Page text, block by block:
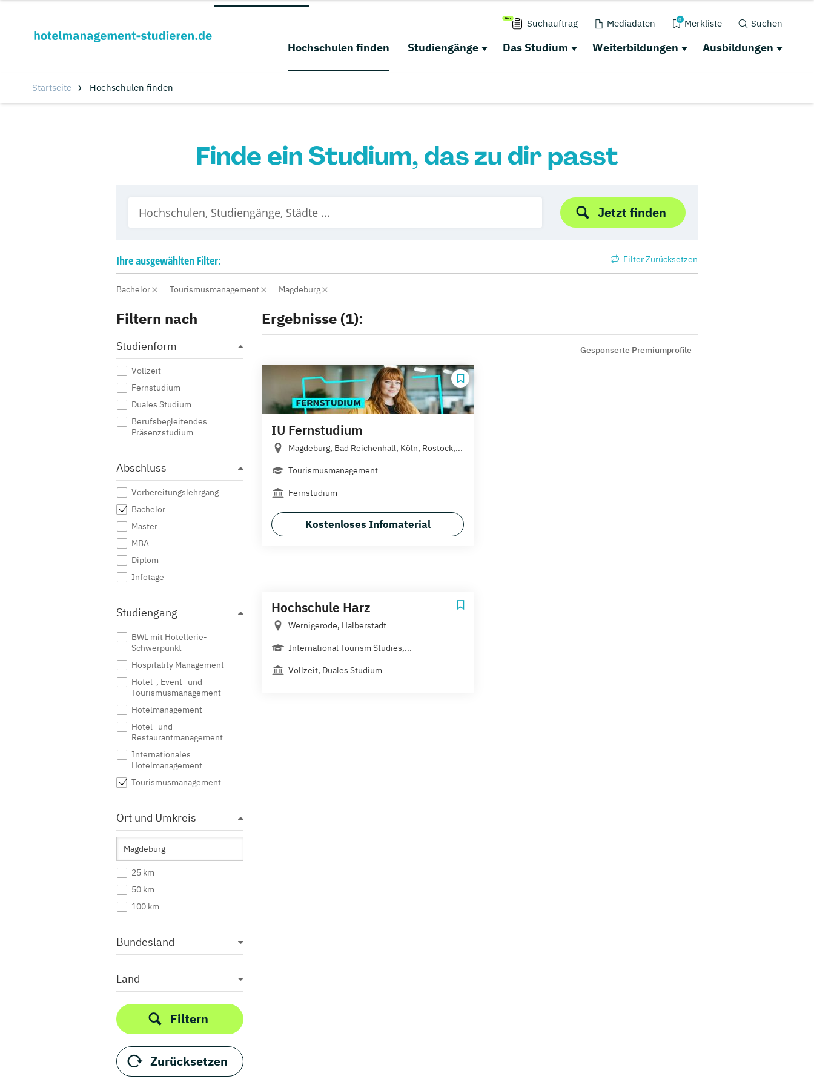
Suchauftrag Mediadaten 0 Merkliste Suchen
Hochschulen finden Studiengänge Das Studium Weiterbildungen Ausbildungen
Startseite Hochschulen finden
Finde ein Studium, das zu dir passt
Jetzt finden
Ihreausgewählten Filter: Filter Zurücksetzen
Bachelor Tourismusmanagement Magdeburg
Filtern nach
Studienform
Vollzeit
Fernstudium
Duales Studium
Berufsbegleitendes
Präsenzstudium
Abschluss
Vorbereitungslehrgang
Bachelor
Master
MBA
Diplom
Infotage
Studiengang
BWL mit Hotellerie-
Schwerpunkt
Hospitality Management
Hotel-, Event- und
Tourismusmanagement
Hotelmanagement
Hotel- und
Restaurantmanagement
Internationales
Hotelmanagement
Tourismusmanagement
Ort und Umkreis
25 km
50 km
100 km
Bundesland
Land
Filtern
Zurücksetzen
Ergebnisse (1):
Gesponserte Premiumprofile
IU Fernstudium
Magdeburg, Bad Reichenhall, Köln, Rostock,...
Tourismusmanagement
Fernstudium
Kostenloses Infomaterial
Hochschule Harz
Wernigerode, Halberstadt
International Tourism Studies,...
Vollzeit, Duales Studium